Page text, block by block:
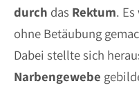
durch das Rektum.
ohne Betäubung
Dabei stellte sich
Narbengewebe